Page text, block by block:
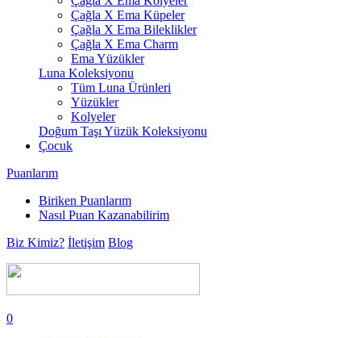
Çağla X Ema Küpeler
Çağla X Ema Bileklikler
Çağla X Ema Charm
Ema Yüzükler
Luna Koleksiyonu
Tüm Luna Ürünleri
Yüzükler
Kolyeler
Doğum Taşı Yüzük Koleksiyonu
Çocuk
Puanlarım
Biriken Puanlarım
Nasıl Puan Kazanabilirim
Biz Kimiz? İletişim Blog
0